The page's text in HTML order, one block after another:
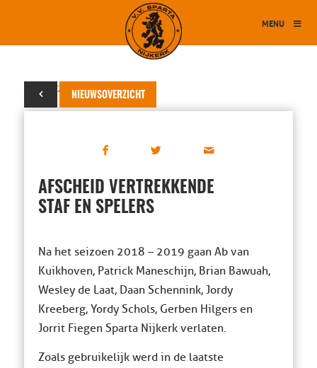
MENU
NIEUWSOVERZICHT
19 mei 2019
AFSCHEID VERTREKKENDE
STAF EN SPELERS
Na het seizoen 2018 – 2019 gaan Ab van
Kuikhoven, Patrick Maneschijn, Brian Bawuah,
Wesley de Laat, Daan Schennink, Jordy
Kreeberg, Yordy Schols, Gerben Hilgers en
Jorrit Fiegen Sparta Nijkerk verlaten.
Zoals gebruikelijk werd in de laatste